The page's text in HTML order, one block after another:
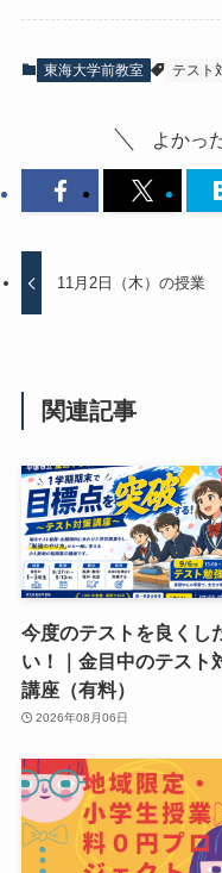
東海大学前教室 テスト
よかっ
11月2日（木）の授業
関連記事
今度のテストを良くし
い！｜金目中のテスト
講座（有料）
2026年08月06日